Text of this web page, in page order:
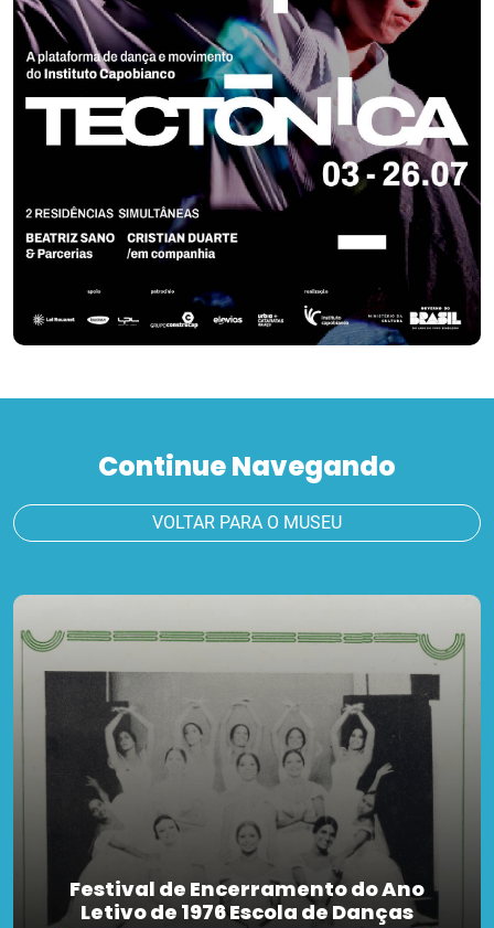
Continue Navegando
VOLTAR PARA O MUSEU
Festival de Encerramento do Ano
Letivo de 1976 Escola de Danças